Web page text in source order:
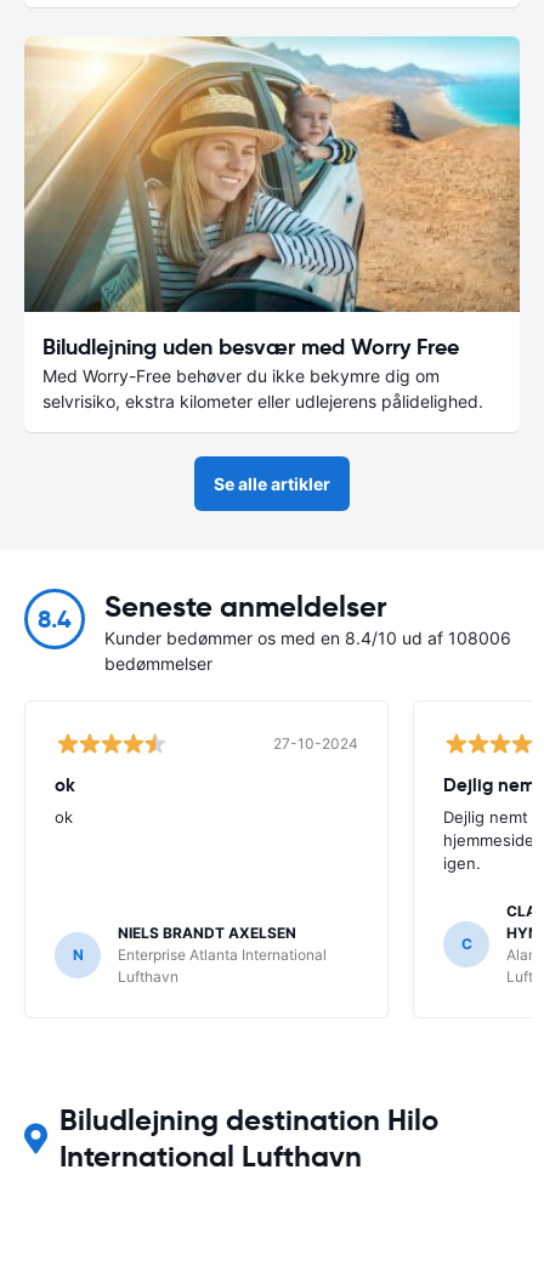
Biludlejning uden besvær med Worry Free
Med Worry-Free behøver du ikke bekymre dig om
selvrisiko, ekstra kilometer eller udlejerens pålidelighed.
Se alle artikler
8.4 Seneste anmeldelser
Kunder bedømmer os med en 8.4/10 ud af 108006
bedømmelser
27-10-2024
ok
ok
N
NIELS BRANDT AXELSEN
Enterprise Atlanta International
Lufthavn
Dejlig
Dejlig nemt
igen.
C
Biludlejning destination Hilo
International Lufthavn